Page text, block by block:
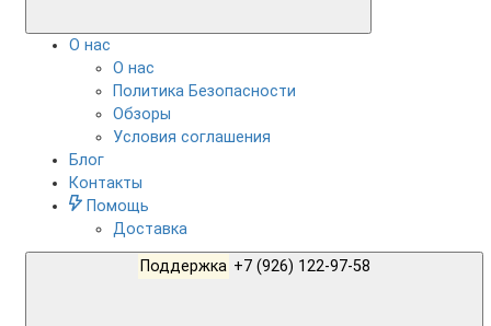
О нас
О нас
Политика Безопасности
Обзоры
Условия соглашения
Блог
Контакты
Помощь
Доставка
Поддержка